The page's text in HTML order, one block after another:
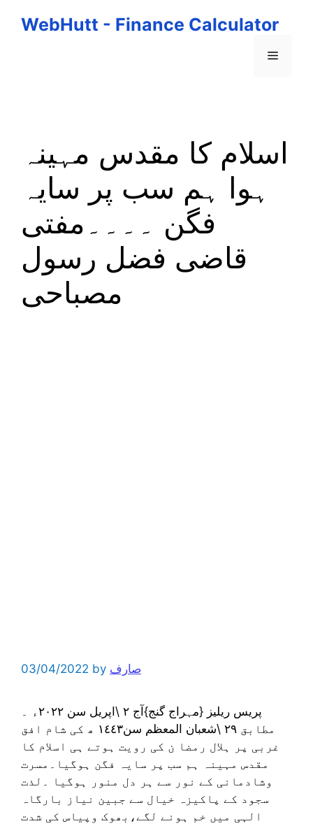
WebHutt - Finance Calculator
Menu
اسلام کا مقدس مہینہ
ہوا ہم سب پر سایہ
فگن ۔۔۔۔مفتی
قاضی فضل رسول
مصباحی
03/04/2022 by صارف
پریس ریلیز {مہراج گنج}آج ٢ \اپریل سن ٢٠٢٢ء ۔
مطابق ٢٩ \شعبان المعظم سن١٤٤٣ ھ کی شام افق
غربی پر ہلال رمضا ن کی رویت ہوتے ہی اسلام کا
مقدس مہینہ ہم سب پر سایہ فگن ہوگیا۔مسرت
وشادمانی کے نور سے ہر دل منور ہوگیا ۔لذت
سجود کے پاکیزہ خیال سے جبین نیاز بارگاہ
الہی میں خم ہونے لگے،بھوک وپیاس کی شدت